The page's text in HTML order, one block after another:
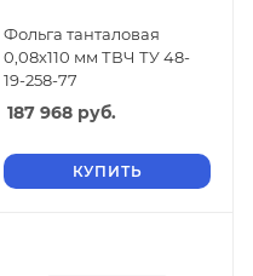
Фольга танталовая
0,08х110 мм ТВЧ ТУ 48-
19-258-77
187 968 руб.
КУПИТЬ